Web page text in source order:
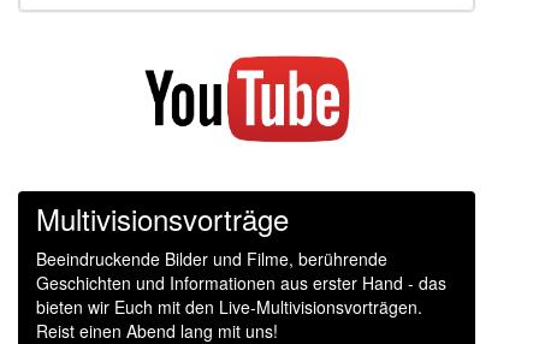
Multivisionsvorträge
Beeindruckende Bilder und Filme, berührende
Geschichten und Informationen aus erster Hand - das
bieten wir Euch mit den Live-Multivisionsvorträgen.
Reist einen Abend lang mit uns!